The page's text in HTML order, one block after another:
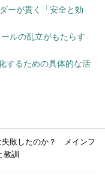
ーが貫く「安全と効
ルの乱立がもたらす
するための具体的な活
失敗したのか？ メインフ
教訓